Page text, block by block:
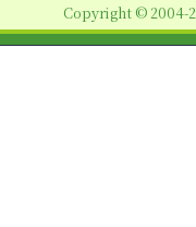
ン
Copyright © 2004-